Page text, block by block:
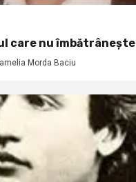
care nu îmbătrânește
Morda Baciu